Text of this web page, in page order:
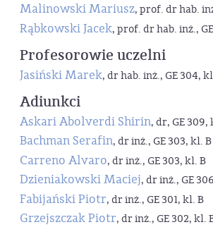
Malinowski Mariusz, prof. dr hab.
Rąbkowski Jacek, prof. dr hab. inż.,
Profesorowie uczelni
Jasiński Marek, dr hab. inż., GE 304,
Adiunkci
Askari Abolverdi Shirin, dr, GE 309,
Bachman Serafin, dr inż., GE 303, kl. B
Carreno Alvaro, dr inż., GE 303, kl. B
Dzieniakowski Maciej, dr inż., GE
Fabijański Piotr, dr inż., GE 301, kl. B
Grzejszczak Piotr, dr inż., GE 302, kl.